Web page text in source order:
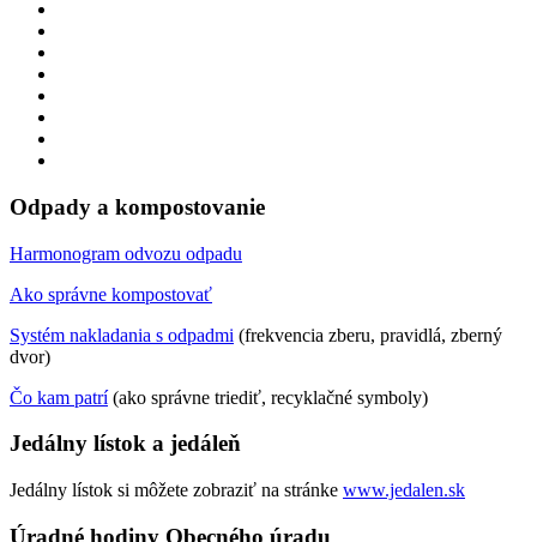
Odpady a kompostovanie
Harmonogram odvozu odpadu
Ako správne kompostovať
Systém nakladania s odpadmi (frekvencia zberu, pravidlá, zberný
dvor)
Čo kam patrí(ako správne triediť, recyklačné symboly)
Jedálny lístok a jedáleň
Jedálny lístok si môžete zobraziť na stránke www.jedalen.sk
Úradné hodiny Obecného úradu